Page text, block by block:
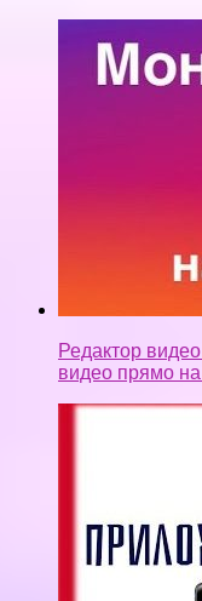
Редактор
видео прямо